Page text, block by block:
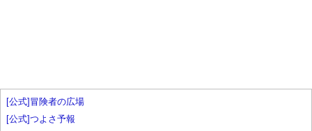
[公式]冒険者の広場
[公式]つよさ予報